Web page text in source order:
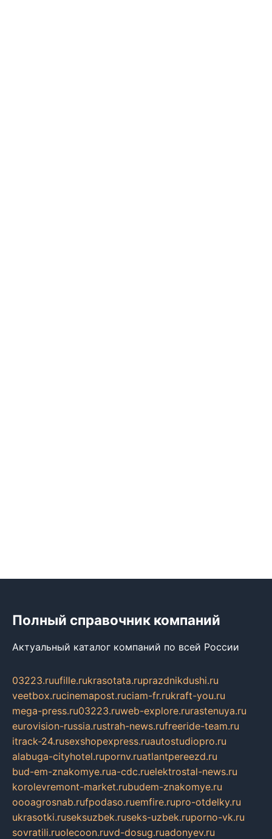
Полный справочник компаний
Актуальный каталог компаний по всей России
03223.ruufille.rukrasotata.ruprazdnikdushi.ru
veetbox.rucinemapost.ruciam-fr.rukraft-you.ru
mega-press.ru03223.ruweb-explore.rurastenuya.ru
eurovision-russia.rustrah-news.rufreeride-team.ru
itrack-24.rusexshopexpress.ruautostudiopro.ru
alabuga-cityhotel.rupornv.ruatlantpereezd.ru
bud-em-znakomye.rua-cdc.ruelektrostal-news.ru
korolevremont-market.rubudem-znakomye.ru
oooagrosnab.rufpodaso.ruemfire.rupro-otdelky.ru
ukrasotki.ruseksuzbek.ruseks-uzbek.ruporno-vk.ru
sovratili.ruolecoon.ruvd-dosug.ruadonyev.ru